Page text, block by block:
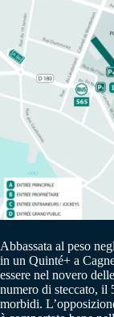
Abbassata al peso
in un Quinté+ a
essere nel novero
numero di steccato, il
morbidi.